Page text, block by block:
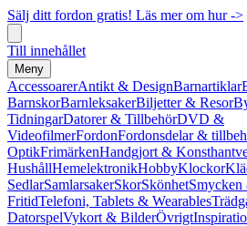
Sälj ditt fordon gratis! Läs mer om hur ->
Till innehållet
Meny
AccessoarerAntikt & DesignBarnartiklar
BarnskorBarnleksakerBiljetter & Resor
TidningarDatorer & TillbehörDVD &
VideofilmerFordonFordonsdelar &
OptikFrimärkenHandgjort &
HushållHemelektronikHobbyKlockor
SedlarSamlarsakerSkorSkönhet
FritidTelefoni, Tablets & Wearables
DatorspelVykort & BilderÖvrigt